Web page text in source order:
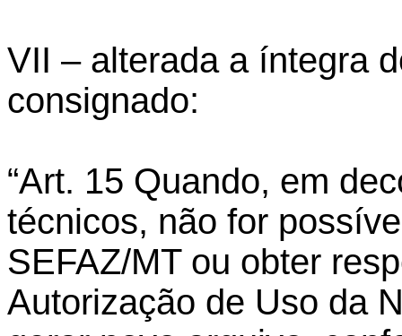
VII – alterada a íntegra
consignado:
“Art. 15 Quando, em
técnicos, não for
SEFAZ/MT ou obter
Autorização de Uso da